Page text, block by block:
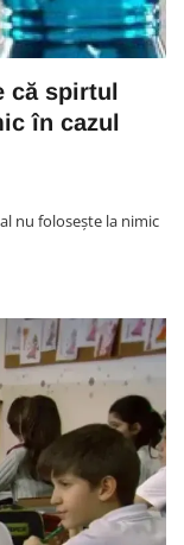
că spirtul
în cazul
nu foloseşte la nimic